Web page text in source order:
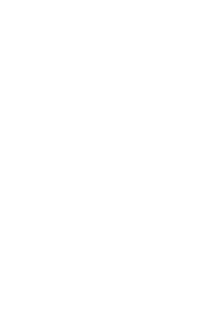
/陸前落合 徒歩20分